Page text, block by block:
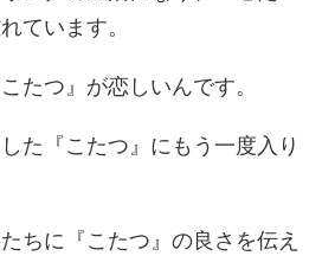
ています。
たつ』が恋しいんです。
た『こたつ』にもう一度入り
ちに『こたつ』の良さを伝え